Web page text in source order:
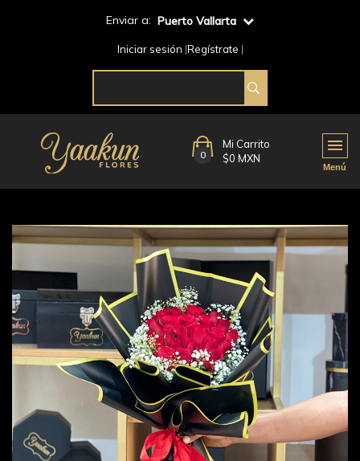
Enviar a: Puerto Vallarta
Iniciar sesión Regístrate
0
Mi Carrito
$0 MXN